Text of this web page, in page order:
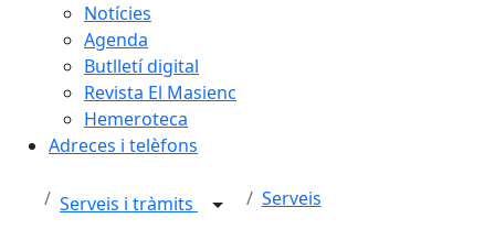
Notícies
Agenda
Butlletí digital
Revista El Masienc
Hemeroteca
Adreces i telèfons
Serveis i tràmits Serveis